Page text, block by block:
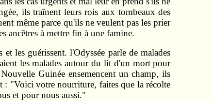
ils traînent leurs rois aux tombeaux des
même parce qu'ils ne veulent pas les prier
ancêtres à mettre fin à une famine.
les guérissent. l'Odyssée parle de malades
les malades autour du lit d'un mort pour
Guinée ensemencent un champ, ils
: "Voici votre nourriture, faites que la récolte
et pour nous aussi."